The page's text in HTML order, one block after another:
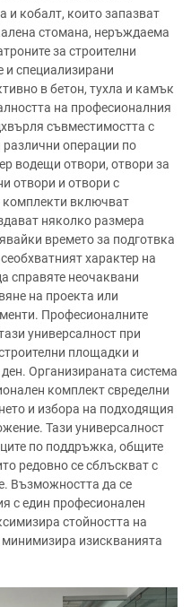
и кобалт, които запазват
стомана, неръждаема
за строителни
и специализирани
в бетон, тухла и камък
на професионалния
съвместимостта с
операции по
водещи отвори, отвори за
отвори и отвори с
включват
няколко размера
времето за подготвка
характер на
справяте неочаквани
на проекта или
Професионалните
универсалност при
площадки и
Организираната система
комплект свределни
и избора на подходящия
Тази универсалност
по поддръжка, общите
редовно се сблъскват с
Възможността да се
с един професионален
стойността на
минимизира изискванията